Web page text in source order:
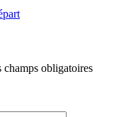
champs obligatoires